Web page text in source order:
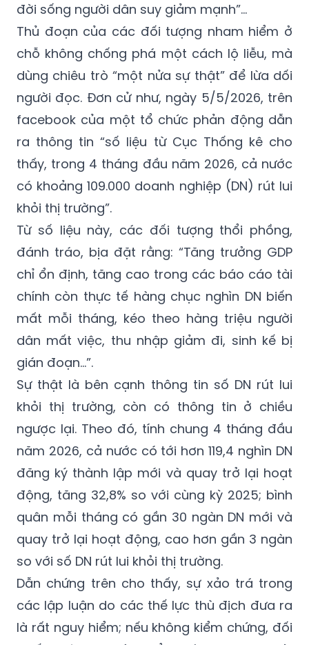
đời sống người dân suy giảm mạnh”…
Thủ đoạn của các đối tượng nham hiểm ở
chỗ không chống phá một cách lộ liễu, mà
dùng chiêu trò “một nửa sự thật” để lừa dối
người đọc. Đơn cử như, ngày 5/5/2026, trên
facebook của một tổ chức phản động dẫn
ra thông tin “số liệu từ Cục Thống kê cho
thấy, trong 4 tháng đầu năm 2026, cả nước
có khoảng 109.000 doanh nghiệp (DN) rút lui
khỏi thị trường”.
Từ số liệu này, các đối tượng thổi phồng,
đánh tráo, bịa đặt rằng: “Tăng trưởng GDP
chỉ ổn định, tăng cao trong các báo cáo tài
chính còn thực tế hàng chục nghìn DN biến
mất mỗi tháng, kéo theo hàng triệu người
dân mất việc, thu nhập giảm đi, sinh kế bị
gián đoạn…”.
Sự thật là bên cạnh thông tin số DN rút lui
khỏi thị trường, còn có thông tin ở chiều
ngược lại. Theo đó, tính chung 4 tháng đầu
năm 2026, cả nước có tới hơn 119,4 nghìn DN
đăng ký thành lập mới và quay trở lại hoạt
động, tăng 32,8% so với cùng kỳ 2025; bình
quân mỗi tháng có gần 30 ngàn DN mới và
quay trở lại hoạt động, cao hơn gần 3 ngàn
so với số DN rút lui khỏi thị trường.
Dẫn chứng trên cho thấy, sự xảo trá trong
các lập luận do các thế lực thù địch đưa ra
là rất nguy hiểm; nếu không kiểm chứng, đối